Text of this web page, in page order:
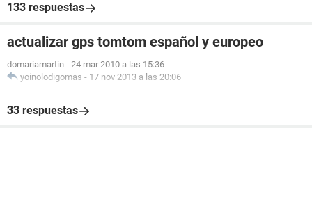
133 respuestas
actualizar gps tomtom español y europeo
domariamartin - 24 mar 2010 a las 15:36
yoinolodigomas - 17 nov 2013 a las 20:06
33 respuestas